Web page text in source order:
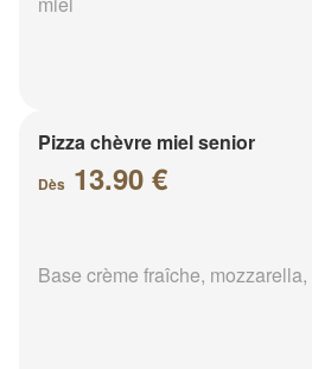
Pizza chèvre miel senior
Dès 13.90 €
Base crème fraîche,